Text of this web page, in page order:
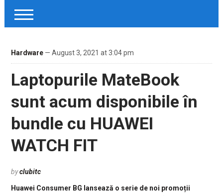
Hardware— August 3, 2021 at 3:04 pm
Laptopurile MateBook
sunt acum disponibile în
bundle cu HUAWEI
WATCH FIT
byclubitc
Huawei Consumer BG lansează o serie de noi promoții